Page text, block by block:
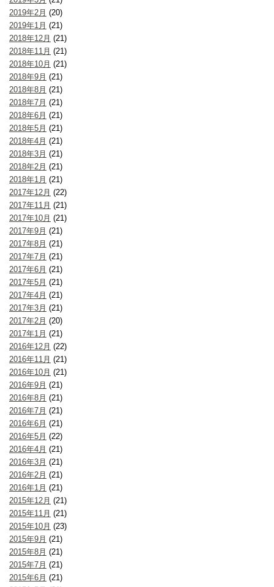
2019年2月 (20)
2019年1月 (21)
2018年12月 (21)
2018年11月 (21)
2018年10月 (21)
2018年9月 (21)
2018年8月 (21)
2018年7月 (21)
2018年6月 (21)
2018年5月 (21)
2018年4月 (21)
2018年3月 (21)
2018年2月 (21)
2018年1月 (21)
2017年12月 (22)
2017年11月 (21)
2017年10月 (21)
2017年9月 (21)
2017年8月 (21)
2017年7月 (21)
2017年6月 (21)
2017年5月 (21)
2017年4月 (21)
2017年3月 (21)
2017年2月 (20)
2017年1月 (21)
2016年12月 (22)
2016年11月 (21)
2016年10月 (21)
2016年9月 (21)
2016年8月 (21)
2016年7月 (21)
2016年6月 (21)
2016年5月 (22)
2016年4月 (21)
2016年3月 (21)
2016年2月 (21)
2016年1月 (21)
2015年12月 (21)
2015年11月 (21)
2015年10月 (23)
2015年9月 (21)
2015年8月 (21)
2015年7月 (21)
2015年6月 (21)